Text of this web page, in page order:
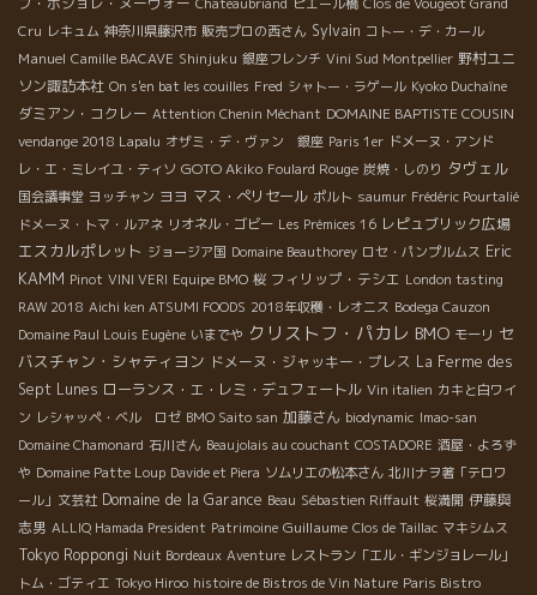
Chateaubriand ピエール橋 Clos de Vougeot Grand
Cru レキュム 神奈川県藤沢市 販売プロの西さん Sylvain コトー・デ・カール
Manuel Camille BACAVE Shinjuku 銀座フレンチ Vini Sud Montpellier 野村ユニ
ソン諏訪本社 On s'en bat les couilles Fred シャトー・ラゲール Kyoko Duchaîne
ダミアン・コクレー Attention Chenin Méchant DOMAINE BAPTISTE COUSIN
vendange 2018 Lapalu オザミ・デ・ヴァン 銀座 Paris 1er ドメーヌ・アンド
レ・エ・ミレイユ・ティソ GOTO Akiko Foulard Rouge 炭焼・しのり タヴェル
国会議事堂 ヨッチャン ヨヨ マス・ぺリセール ポルト saumur Frédéric Pourtalié
ドメーヌ・トマ・ルアネ リオネル・ゴビー Les Prémices 16 レピュブリック広場
エスカルポレット ジョージア国 Domaine Beauthorey ロセ・パンプルムス Eric
KAMM Pinot VINI VERI Equipe BMO 桜 フィリップ・テシエ London tasting
RAW 2018 Aichi ken ATSUMI FOODS 2018年収穫・レオニス Bodega Cauzon
Domaine Paul Louis Eugène いまでや クリストフ・パカレ BMO モーリ セ
バスチャン・シャティヨン ドメーヌ・ジャッキー・プレス La Ferme des
Sept Lunes ローランス・エ・レミ・デュフェートル Vin italien カキと白ワイ
ン レシャッペ・ベル ロゼ BMO Saito san 加藤さん biodynamic Imao-san
Domaine Chamonard 石川さん Beaujolais au couchant COSTADORE 酒屋・よろず
や Domaine Patte Loup Davide et Piera ソムリエの松本さん 北川ナヲ著「テロワ
ール」文芸社 Domaine de la Garance Beau Sébastien Riffault 桜満開 伊藤與
志男 ALLIQ Hamada President Patrimoine Guillaume Clos de Taillac マキシムス
Tokyo Roppongi Nuit Bordeaux Aventure レストラン「エル・ギンジョレール」
トム・ゴティエ Tokyo Hiroo histoire de Bistros de Vin Nature Paris Bistro